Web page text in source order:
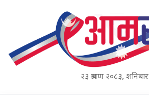
२३ श्रावण २०८३, शनिबार